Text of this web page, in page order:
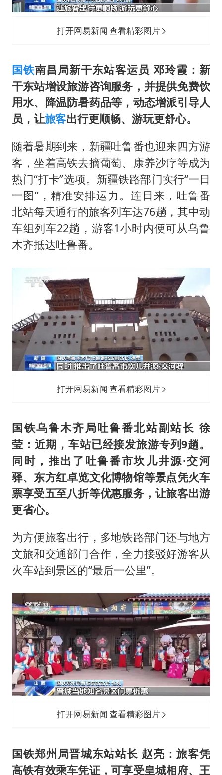
打开网易新闻 查看精彩图片
国铁南昌局新干东站客运员 邓玲霞：新
干东站增设旅游咨询服务，并提供免费饮
用水、降温防暑药品等，动态增派引导人
员，让旅客出行更顺畅、游玩更舒心。
随着暑期到来，新疆吐鲁番也迎来四方游
客，坐着高铁去摘葡萄、康养沙疗等成为
热门“打卡”选项。新疆铁路部门实行“一日
一图”，精准安排运力。连日来，吐鲁番
北站每天通行的旅客列车达76趟，其中动
车组列车22趟，游客1小时内便可从乌鲁
木齐抵达吐鲁番。
打开网易新闻 查看精彩图片
国铁乌鲁木齐局吐鲁番北站副站长 徐
莹：近期，车站已经接发旅游专列9趟。
同时，推出了吐鲁番市坎儿井源·交河
驿、东方红卓览文化博物馆等景点凭火车
票享受五至八折等优惠服务，让旅客出游
更省心。
为方便旅客出行，多地铁路部门还与地方
文旅和交通部门合作，全力接驳好游客从
火车站到景区的“最后一公里”。
打开网易新闻 查看精彩图片
国铁郑州局晋城东站站长 赵亮：旅客凭
高铁有效乘车凭证，可享受皇城相府、王